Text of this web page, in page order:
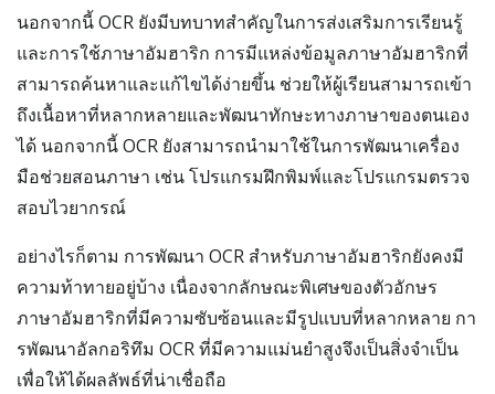
นอกจากนี้ OCR ยังมีบทบาทสำคัญในการส่งเสริมการเรียนรู้
และการใช้ภาษาอัมฮาริก การมีแหล่งข้อมูลภาษาอัมฮาริกที่
สามารถค้นหาและแก้ไขได้ง่ายขึ้น ช่วยให้ผู้เรียนสามารถเข้า
ถึงเนื้อหาที่หลากหลายและพัฒนาทักษะทางภาษาของตนเอง
ได้ นอกจากนี้ OCR ยังสามารถนำมาใช้ในการพัฒนาเครื่อง
มือช่วยสอนภาษา เช่น โปรแกรมฝึกพิมพ์และโปรแกรมตรวจ
สอบไวยากรณ์
อย่างไรก็ตาม การพัฒนา OCR สำหรับภาษาอัมฮาริกยังคงมี
ความท้าทายอยู่บ้าง เนื่องจากลักษณะพิเศษของตัวอักษร
ภาษาอัมฮาริกที่มีความซับซ้อนและมีรูปแบบที่หลากหลาย กา
รพัฒนาอัลกอริทึม OCR ที่มีความแม่นยำสูงจึงเป็นสิ่งจำเป็น
เพื่อให้ได้ผลลัพธ์ที่น่าเชื่อถือ